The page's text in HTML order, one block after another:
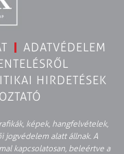
ADATVÉDELEM
HIRDETÉSEK
képek, hangfelvételek,
jogvédelem alatt állnak. A
kapcsolatosan, beleértve a